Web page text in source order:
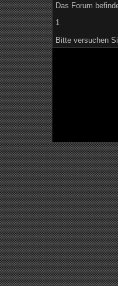
Das Forum
1
Bitte versuchen